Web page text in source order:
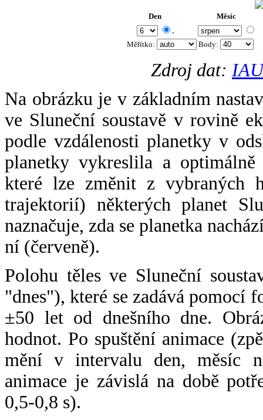
Den Měsíc
.
Měřítko: Body:
Zdroj dat:
Na obrázku je v základním
ve Sluneční soustavě v rovině
podle vzdálenosti planetky v
planetky vykreslila a
které lze změnit z vybraných
trajektorií) některých planet
naznačuje, zda se planetka
ní (červeně).
Polohu těles ve Sluneční
"dnes"), které se zadává pomocí
±50 let od dnešního dne.
hodnot. Po spuštění animace
mění v intervalu den, měsíc
animace je závislá na době
0,5-0,8 s).